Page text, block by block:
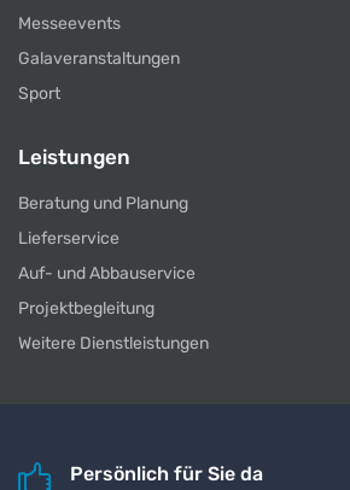
Messeevents
Galaveranstaltungen
Sport
Leistungen
Beratung und Planung
Lieferservice
Auf- und Abbauservice
Projektbegleitung
Weitere Dienstleistungen
Persönlich für Sie da